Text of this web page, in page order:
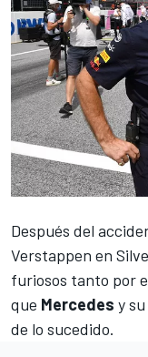
Después del
Verstappen en
furiosos tanto por
que Mercedes y
de lo sucedido.